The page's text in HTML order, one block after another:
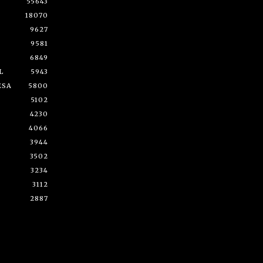
18070
9627
9581
6849
5943
5800
5102
4230
4066
3944
3502
3234
3112
2887